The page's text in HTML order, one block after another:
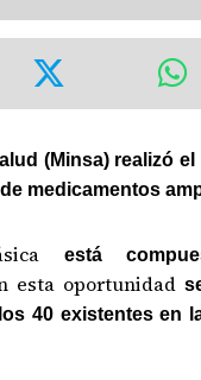
(Minsa) realizó
medicamentos
está
esta oportunidad
40 existentes en